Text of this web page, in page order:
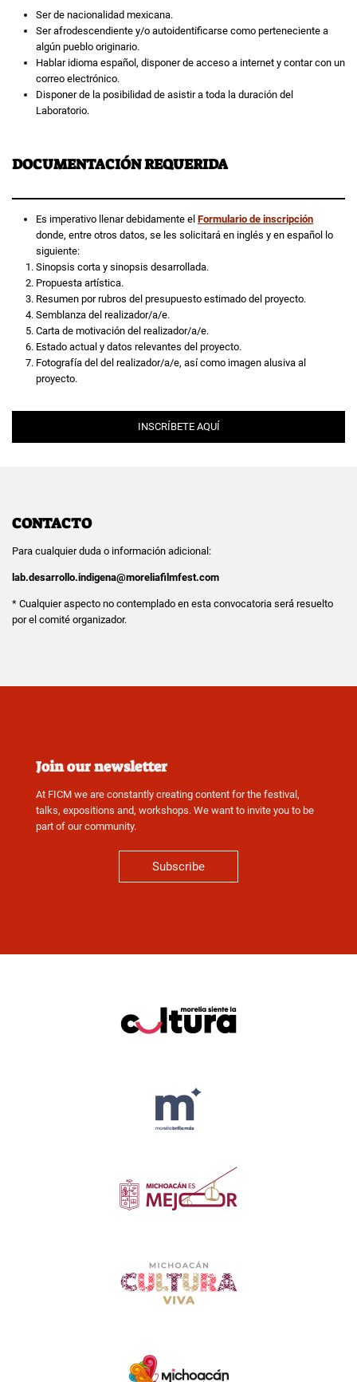
Ser de nacionalidad mexicana.
Ser afrodescendiente y/o autoidentificarse como perteneciente a
algún pueblo originario.
Hablar idioma español, disponer de acceso a internet y contar con un
correo electrónico.
Disponer de la posibilidad de asistir a toda la duración del
Laboratorio.
DOCUMENTACIÓN REQUERIDA
Es imperativo llenar debidamente el Formulario de inscripción
donde, entre otros datos, se les solicitará en inglés y en español lo
siguiente:
Sinopsis corta y sinopsis desarrollada.
Propuesta artística.
Resumen por rubros del presupuesto estimado del proyecto.
Semblanza del realizador/a/e.
Carta de motivación del realizador/a/e.
Estado actual y datos relevantes del proyecto.
Fotografía del del realizador/a/e, así como imagen alusiva al
proyecto.
INSCRÍBETE AQUÍ
CONTACTO
Para cualquier duda o información adicional:
lab.desarrollo.indigena@moreliafilmfest.com
* Cualquier aspecto no contemplado en esta convocatoria será́ resuelto
por el comité organizador.
Join our newsletter
At FICM we are constantly creating content for the festival,
talks, expositions and, workshops. We want to invite you to be
part of our community.
Subscribe